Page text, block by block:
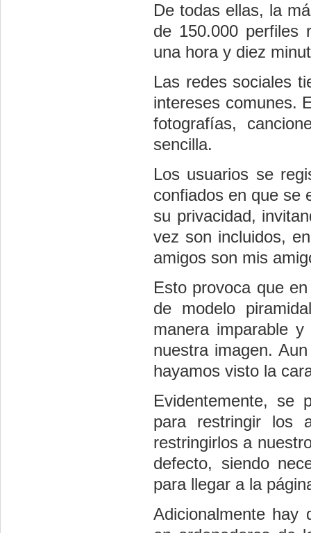
De todas ellas, la
de 150.000 perfiles
una hora y diez
Las redes sociales
intereses comunes.
fotografías,
sencilla.
Los usuarios se
confiados en que se
su privacidad,
vez son incluidos,
amigos son mis
Esto provoca que
de modelo
manera imparable
nuestra imagen.
hayamos visto la
Evidentemente, se
para restringir los
restringirlos a
defecto, siendo
para llegar a la
Adicionalmente hay